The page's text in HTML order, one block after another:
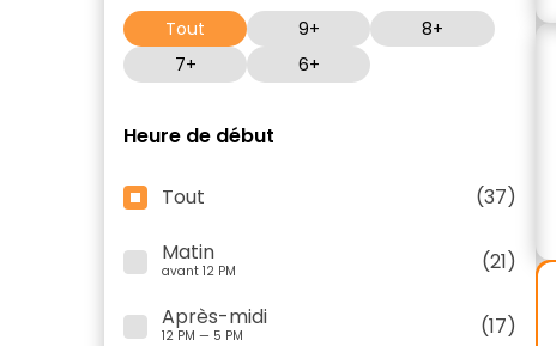
Tout 9+
8+
7+
6+
Heure de début
Tout
(37)
Matin
avant 12 PM
(21)
Après-midi
12 PM — 5 PM
(17)